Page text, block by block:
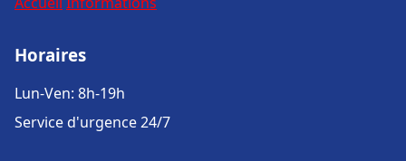
Horaires
Lun-Ven: 8h-19h
Service d'urgence 24/7